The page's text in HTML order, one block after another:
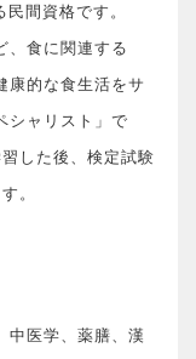
間資格です。
、食に関連する
康的な食生活をサ
シャリスト」で
した後、検定試験
。
中医学、薬膳、漢